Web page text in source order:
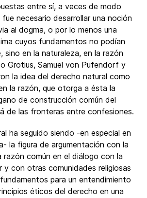
entre sí, a veces de modo
necesario desarrollar una noción
al dogma, o por lo menos una
cuyos fundamentos no podían
sino en la naturaleza, en la razón
Grotius, Samuel von Pufendorf y
la idea del derecho natural como
la razón, que otorga a ésta la
de construcción común del
de las fronteras entre confesiones.
ha seguido siendo -en especial en
la figura de argumentación con la
razón común en el diálogo con la
y con otras comunidades religiosas
para un entendimiento
éticos del derecho en una